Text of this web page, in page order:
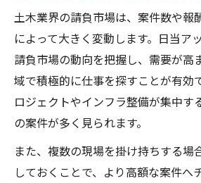
土木業界の請負市場は、案件数や報
によって大きく変動します。日当ア
請負市場の動向を把握し、需要が高
域で積極的に仕事を探すことが有効
ロジェクトやインフラ整備が集中す
の案件が多く見られます。
また、複数の現場を掛け持ちする場
しておくことで、より高額な案件へ